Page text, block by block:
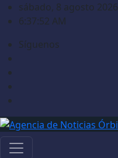
Saltarsábado, 8 agosto 2026
6:37:53 AM
Síguenos